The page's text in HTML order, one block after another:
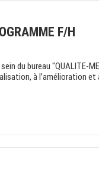
F/H
du bureau "QUALITE-
à l’amélioration